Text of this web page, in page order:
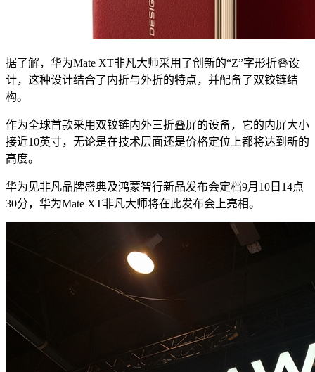
据了解，华为Mate XT非凡大师采用了创新的“Z”字形折叠设
计，这种设计结合了内折与外折的特点，并配备了双铰链结
构。
作为全球首款采用双铰链内外三折叠屏的设备，它的内屏大小
接近10英寸，无论是在技术层面还是价格定位上都将达到新的
高度。
华为见非凡品牌盛典及鸿蒙智行新品发布会定档9月10日14点
30分，华为Mate XT非凡大师将在此发布会上亮相。